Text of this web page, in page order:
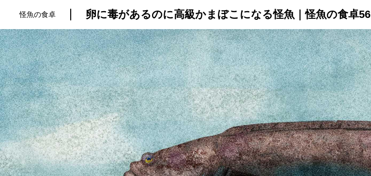
トップ プロが教えるレシピ 厳選！店探し
怪魚の食卓 卵に毒があるのに高級かまぼこになる怪魚｜怪魚の食卓56